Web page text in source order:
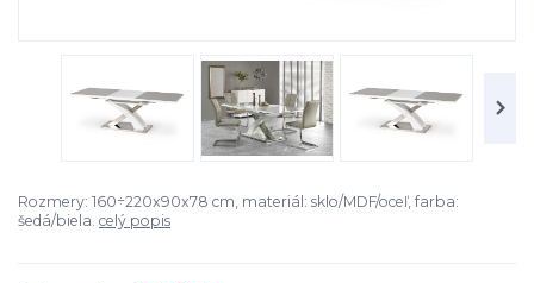
Rozmery: 160÷220x90x78 cm, materiál: sklo/MDF/oceľ, farba:
šedá/biela. celý popis